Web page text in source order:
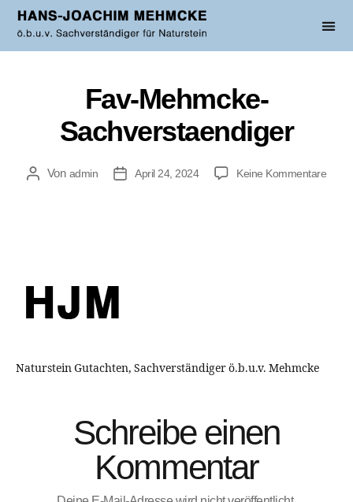
Fav-Mehmcke-
Sachverstaendiger
Von admin April 24, 2024 Keine Kommentare
Naturstein Gutachten, Sachverständiger ö.b.u.v. Mehmcke
Schreibe einen
Kommentar